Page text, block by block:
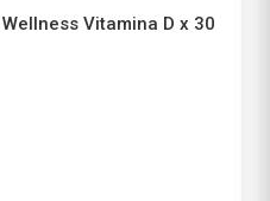
Vitamina D x 30